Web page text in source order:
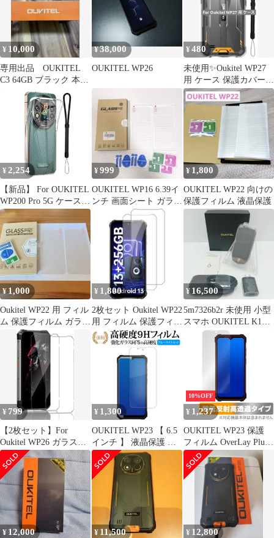
沢タイプ 改訂版
¥ 10,000
専用出品 OUKITEL
C3 64GB ブラック 本
体 未開封
¥38,000
OUKITEL WP26
¥480
未使用✨️Oukitel WP27
用 ケース 保護カバー
耐衝撃 TPU素材
¥ 2,254
【新品】 For OUKITEL
WP200 Pro 5G ケース
保護カバー クリア 軽量
柔軟 指紋防止 黄変防止
擦り傷防止 レンズ保護
着脱簡単 TPU
OUKITEL WP200 Pro
5G ケース(クリア) 1
¥999
OUKITEL WP16 6.39イ
ンチ 画面シート ガラス
2枚セット
¥ 1,800
OUKITEL WP22 向けの
保護フィルム 液晶保護
¥ 1,000
Oukitel WP22 用 フィル
ム 保護フィルム ガラス
フィルム 強化ガラス
¥ 1,800
2枚セット Oukitel WP22
用 フィルム 保護フィル
ム ガラスフィルム
¥ 16,500
5m7326b2r 未使用 小型
スマホ OUKITEL K16
3.5インチ
¥ 799
【2枚セット】For
Oukitel WP26 ガラスフ
ィルム 強化ガラス
¥ 1,300
OUKITEL WP23 【 6.5
インチ 】 液晶保護 フ
ィルム 強化ガラス と
同等の 高硬度9H ブル
ーライトカット クリア
光沢タイプ 改訂版
10%OFF
¥ 1,237
OUKITEL WP23 保護
フィルム OverLay Plus
Premium オウキテル
WP23 スマホ アンチグ
レア 反射防止 高透過
指紋防止
¥ 12,000 ¥ 11,500 ¥ 12,800